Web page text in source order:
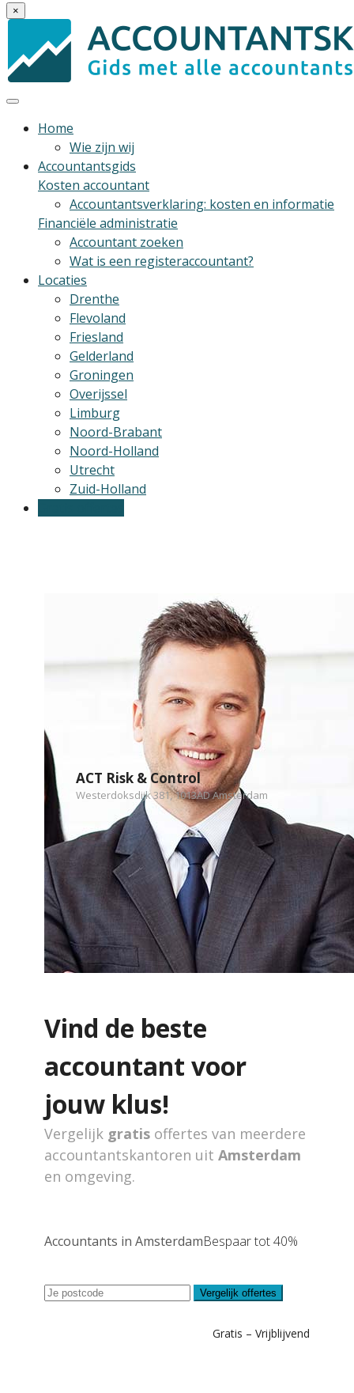
×
Home
Wie zijn wij
Accountantsgids
Kosten accountant
Accountantsverklaring: kosten en informatie
Financiële administratie
Accountant zoeken
Wat is een registeraccountant?
Locaties
Drenthe
Flevoland
Friesland
Gelderland
Groningen
Overijssel
Limburg
Noord-Brabant
Noord-Holland
Utrecht
Zuid-Holland
ACT Risk & Control
Westerdoksdijk 381, 1013AD Amsterdam
Vind de beste
accountant voor
jouw klus!
Vergelijk gratis offertes van meerdere
accountantskantoren uit Amsterdam
en omgeving.
Accountants in AmsterdamBespaar tot 40%
Vergelijk offertes
Gratis – Vrijblijvend